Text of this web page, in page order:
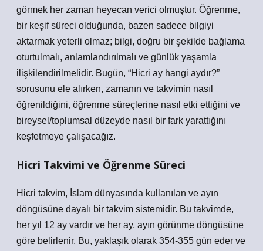
görmek her zaman heyecan verici olmuştur. Öğrenme,
bir keşif süreci olduğunda, bazen sadece bilgiyi
aktarmak yeterli olmaz; bilgi, doğru bir şekilde bağlama
oturtulmalı, anlamlandırılmalı ve günlük yaşamla
ilişkilendirilmelidir. Bugün, “Hicri ay hangi aydır?”
sorusunu ele alırken, zamanın ve takvimin nasıl
öğrenildiğini, öğrenme süreçlerine nasıl etki ettiğini ve
bireysel/toplumsal düzeyde nasıl bir fark yarattığını
keşfetmeye çalışacağız.
Hicri Takvimi ve Öğrenme Süreci
Hicri takvim, İslam dünyasında kullanılan ve ayın
döngüsüne dayalı bir takvim sistemidir. Bu takvimde,
her yıl 12 ay vardır ve her ay, ayın görünme döngüsüne
göre belirlenir. Bu, yaklaşık olarak 354-355 gün eder ve